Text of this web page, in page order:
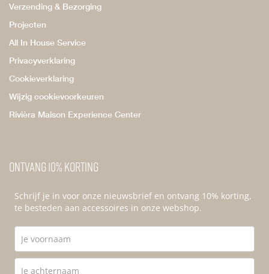
Verzending & Bezorging
Projecten
All In House Service
Privacyverklaring
Cookieverklaring
Wijzig cookievoorkeuren
Rivièra Maison Experience Center
Ontvang 10% korting
Schrijf je in voor onze nieuwsbrief en ontvang 10% korting,
te besteden aan accessoires in onze webshop.